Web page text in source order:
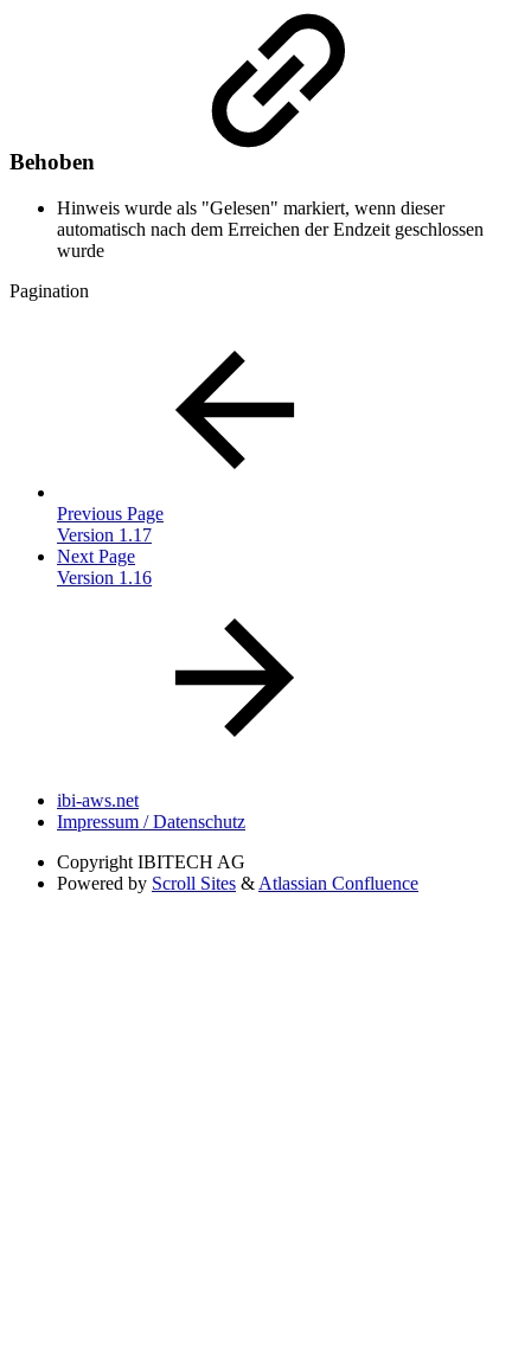
Behoben
Hinweis wurde als "Gelesen" markiert, wenn dieser
automatisch nach dem Erreichen der Endzeit geschlossen
wurde
Pagination
Previous Page
Version 1.17
Next Page
Version 1.16
ibi-aws.net
Impressum / Datenschutz
Copyright IBITECH AG
Powered by Scroll Sites & Atlassian Confluence